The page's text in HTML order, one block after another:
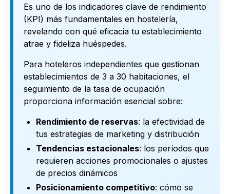
Es uno de los indicadores clave de rendimiento
(KPI) más fundamentales en hostelería,
revelando con qué eficacia tu establecimiento
atrae y fideliza huéspedes.
Para hoteleros independientes que gestionan
establecimientos de 3 a 30 habitaciones, el
seguimiento de la tasa de ocupación
proporciona información esencial sobre:
Rendimiento de reservas: la efectividad de
tus estrategias de marketing y distribución
Tendencias estacionales: los períodos que
requieren acciones promocionales o ajustes
de precios dinámicos
Posicionamiento competitivo: cómo se